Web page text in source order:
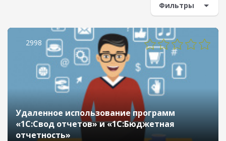
Фильтры
2998
Удаленное использование программ
«1С:Свод отчетов» и «1С:Бюджетная
отчетность»